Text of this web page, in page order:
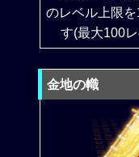
のレベル上限を
す(最大100
金地の幟